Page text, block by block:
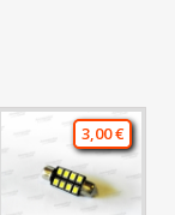
3,00 €